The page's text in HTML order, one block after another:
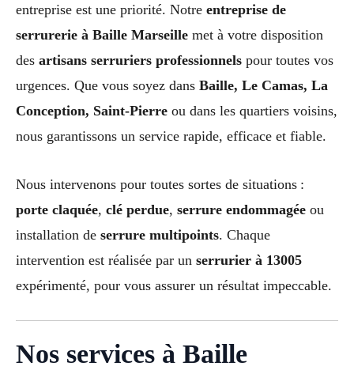
entreprise est une priorité. Notre entreprise de
serrurerie à Baille Marseille met à votre disposition
des artisans serruriers professionnels pour toutes vos
urgences. Que vous soyez dans Baille, Le Camas, La
Conception, Saint-Pierre ou dans les quartiers voisins,
nous garantissons un service rapide, efficace et fiable.
Nous intervenons pour toutes sortes de situations :
porte claquée, clé perdue, serrure endommagée ou
installation de serrure multipoints. Chaque
intervention est réalisée par un serrurier à 13005
expérimenté, pour vous assurer un résultat impeccable.
Nos services à Baille